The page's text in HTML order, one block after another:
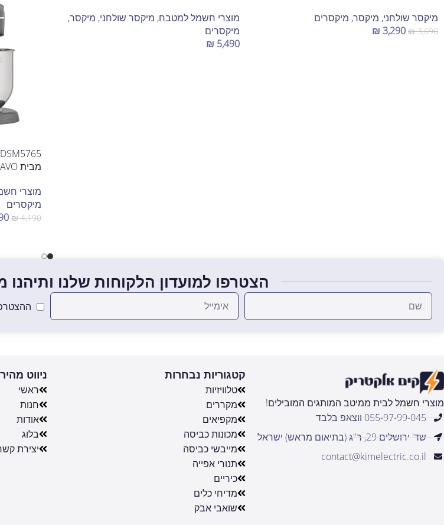
מיקסר שולחני, מיקסר, מיקסרים
₪3,690
₪ 3,290
מוצרי חשמל למטבח, מיקסר שולחני, מיקסר,
מיקסרים
₪ 5,490
מבית DAVO – שחור כרום
מוצרי
מיקסרים
₪4,190
הצטרפו למועדון הלקוחות שלנו ותיהנו
מוצרי חשמל לבית ממיטב המותגים המובילים!
055-97-99-045 ווצאפ בלבד
שד' ירושלים 29, ר"ג (בתיאום מראש) ישראל
contact@kimelectric.co.il
קטגוריות נבחרות
טלוויזיות
מקררים
מקפיאים
מכונות כביסה
מייבשי כביסה
תנורי אפייה
כיריים
מדיחי כלים
שואבי אבק
ניווט מהיר
ראשי
חנות
אודות
בלוג
יצירת